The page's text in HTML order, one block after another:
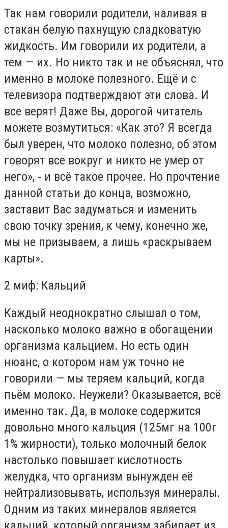
Так нам говорили родители, наливая в
стакан белую пахнущую сладковатую
жидкость. Им говорили их родители, а
тем — их. Но никто так и не объяснял, что
именно в молоке полезного. Ещё и с
телевизора подтверждают эти слова. И
все верят! Даже Вы, дорогой читатель
можете возмутиться: «Как это? Я всегда
был уверен, что молоко полезно, об этом
говорят все вокруг и никто не умер от
него», - и всё такое прочее. Но прочтение
данной статьи до конца, возможно,
заставит Вас задуматься и изменить
свою точку зрения, к чему, конечно же,
мы не призываем, а лишь «раскрываем
карты».
2 миф: Кальций
Каждый неоднократно слышал о том,
насколько молоко важно в обогащении
организма кальцием. Но есть один
нюанс, о котором нам уж точно не
говорили — мы теряем кальций, когда
пьём молоко. Неужели? Оказывается, всё
именно так. Да, в молоке содержится
довольно много кальция (125мг на 100г
1% жирности), только молочный белок
настолько повышает кислотность
желудка, что организм вынужден её
нейтрализовывать, используя минералы.
Одним из таких минералов является